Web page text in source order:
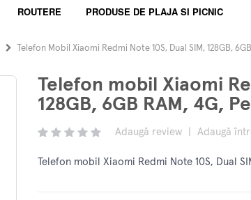
ROUTERE PRODUSE DE PLAJA SI PICNIC
Telefon Mobil Xiaomi Redmi Note 10S, Dual SIM, 128GB,
Telefon mobil Xiaomi
128GB, 6GB RAM, 4G,
Adaugă review Adaugă
Telefon mobil Xiaomi Redmi Note 10S, Dual